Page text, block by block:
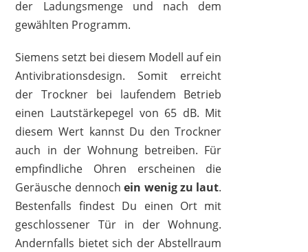
der Ladungsmenge und nach dem
gewählten Programm.
Siemens setzt bei diesem Modell auf ein
Antivibrationsdesign. Somit erreicht
der Trockner bei laufendem Betrieb
einen Lautstärkepegel von 65 dB. Mit
diesem Wert kannst Du den Trockner
auch in der Wohnung betreiben. Für
empfindliche Ohren erscheinen die
Geräusche dennochein wenig zu laut.
Bestenfalls findest Du einen Ort mit
geschlossener Tür in der Wohnung.
Andernfalls bietet sich der Abstellraum